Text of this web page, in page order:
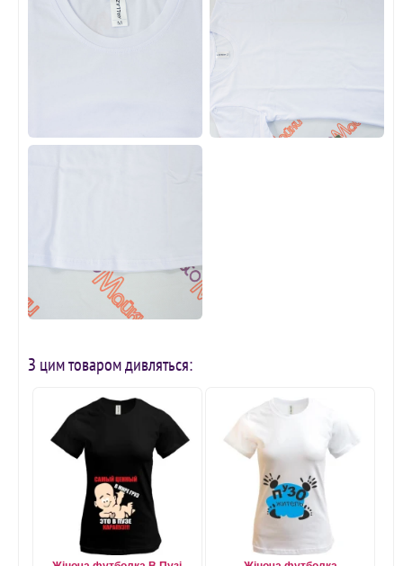
З цим товаром дивляться: